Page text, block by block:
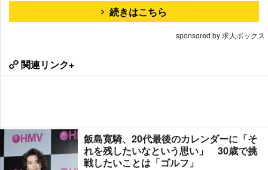
続きはこちら
sponsored by 求人ボックス
関連リンク+
飯島寛騎、20代最後のカレンダーに「そ
れを残したいなという思い」 30歳で挑
戦したいことは「ゴルフ」